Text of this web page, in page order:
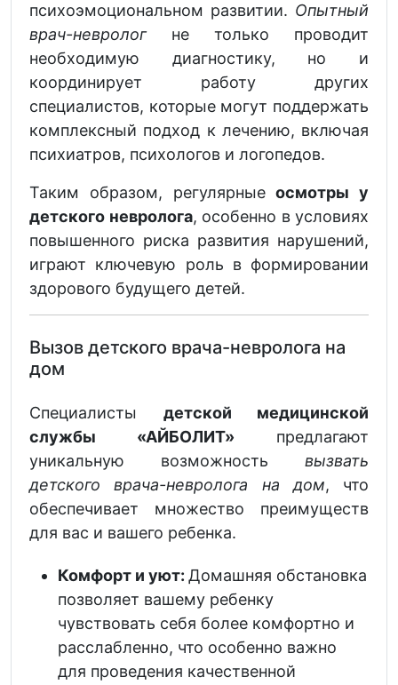
психоэмоциональном развитии. Опытный
врач-невролог не только проводит
необходимую диагностику, но и
координирует работу других
специалистов, которые могут поддержать
комплексный подход к лечению, включая
психиатров, психологов и логопедов.
Таким образом, регулярныеосмотры у
детского невролога, особенно в условиях
повышенного риска развития нарушений,
играют ключевую роль в формировании
здорового будущего детей.
Вызов детского врача-невролога на
дом
Специалисты детской медицинской
службы «АЙБОЛИТ» предлагают
уникальную возможность вызвать
детского врача-невролога на дом, что
обеспечивает множество преимуществ
для вас и вашего ребенка.
Комфорт и уют: Домашняя обстановка
позволяет вашему ребенку
чувствовать себя более комфортно и
расслабленно, что особенно важно
для проведения качественной